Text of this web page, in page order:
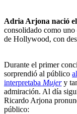
Adria Arjona nació el
consolidado como uno
de Hollywood, con
Durante el primer
sorprendió al público
interpretaba Mujery
admiración. Al día
Ricardo Arjona
público: